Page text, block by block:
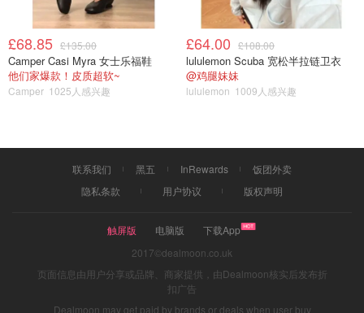
£68.85 £135.00
Camper Casi Myra 女士乐福鞋
他们家爆款！皮质超软~
Camper 1025人感兴趣
£64.00 £108.00
lululemon Scuba 宽松半拉链卫衣
@鸡腿妹妹
lululemon 1009人感兴趣
联系我们 黑五 InRewards
饭团外卖
隐私条款
用户协议 版权声明
触屏版 电脑版
下载App
2017©dealmoon.co.uk
页面信息由用户分享或品牌、商家提供，由Dealmoon核实后发布折
扣广告
Dealmoon may get paid by brands or deals when user buy